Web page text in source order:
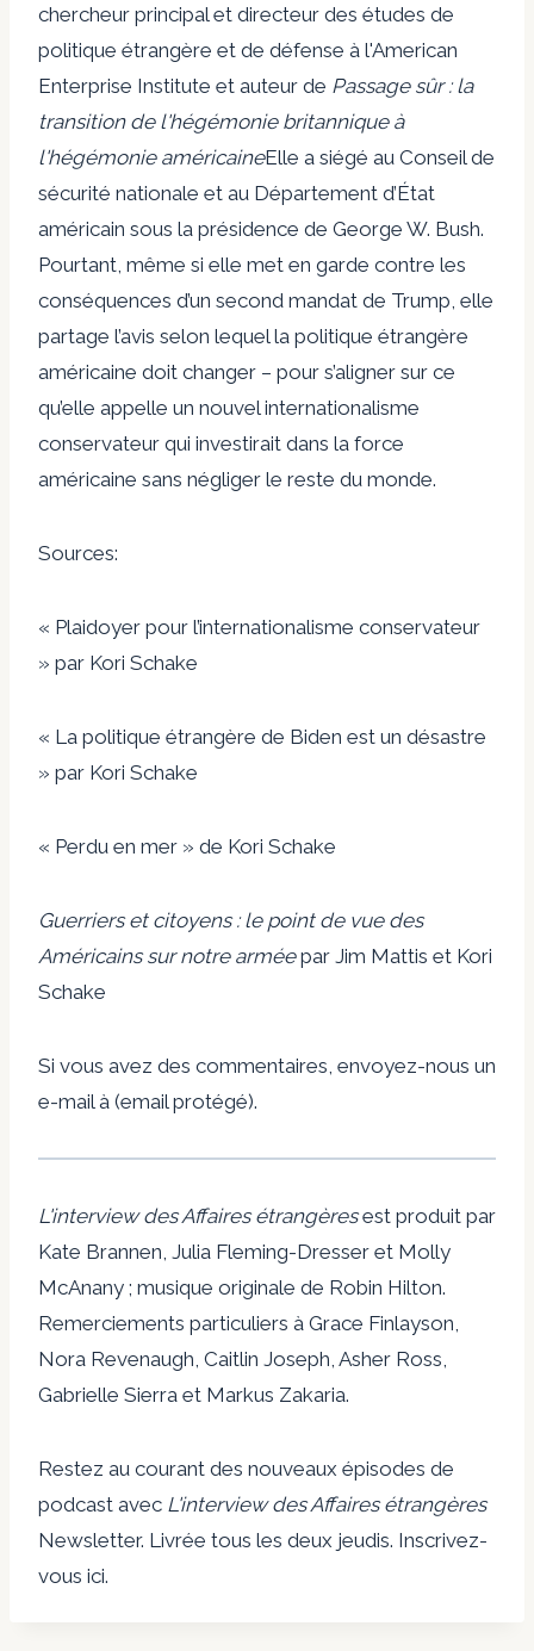
chercheur principal et directeur des études de
politique étrangère et de défense à l'American
Enterprise Institute et auteur de Passage sûr : la
transition de l'hégémonie britannique à
l'hégémonie américaineElle a siégé au Conseil de
sécurité nationale et au Département d’État
américain sous la présidence de George W. Bush.
Pourtant, même si elle met en garde contre les
conséquences d’un second mandat de Trump, elle
partage l’avis selon lequel la politique étrangère
américaine doit changer – pour s’aligner sur ce
qu’elle appelle un nouvel internationalisme
conservateur qui investirait dans la force
américaine sans négliger le reste du monde.
Sources:
« Plaidoyer pour l’internationalisme conservateur
» par Kori Schake
« La politique étrangère de Biden est un désastre
» par Kori Schake
« Perdu en mer » de Kori Schake
Guerriers et citoyens : le point de vue des
Américains sur notre arméepar Jim Mattis et Kori
Schake
Si vous avez des commentaires, envoyez-nous un
e-mail à (email protégé).
L'interview des Affaires étrangèresest produit par
Kate Brannen, Julia Fleming-Dresser et Molly
McAnany ; musique originale de Robin Hilton.
Remerciements particuliers à Grace Finlayson,
Nora Revenaugh, Caitlin Joseph, Asher Ross,
Gabrielle Sierra et Markus Zakaria.
Restez au courant des nouveaux épisodes de
podcast avec L'interview des Affaires étrangères
Newsletter. Livrée tous les deux jeudis. Inscrivez-
vous ici.